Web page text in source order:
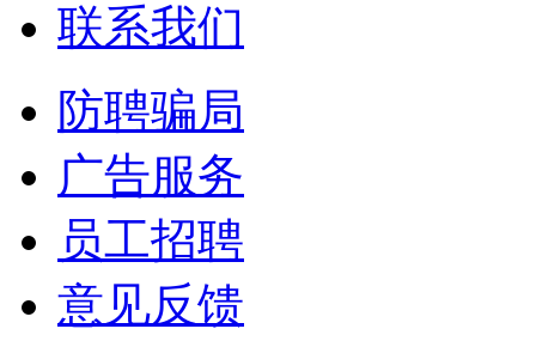
联系我们
防聘骗局
广告服务
员工招聘
意见反馈